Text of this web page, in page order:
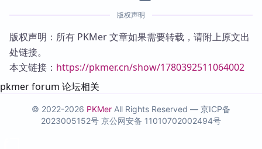
版权声明
版权声明：所有 PKMer 文章如果需要转载，请附上原文出
处链接。
本文链接： https://pkmer.cn/show/1780392511064002
pkmer forum 论坛相关
© 2022-2026 PKMer All Rights Reserved — 京ICP备
2023005152号 京公网安备 11010702002494号